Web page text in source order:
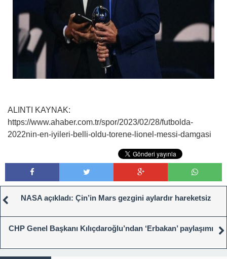
ALINTI KAYNAK:
https://www.ahaber.com.tr/spor/2023/02/28/futbolda-
2022nin-en-iyileri-belli-oldu-torene-lionel-messi-damgasi
NASA açıkladı: Çin’in Mars gezgini aylardır hareketsiz
CHP Genel Başkanı Kılıçdaroğlu’ndan ‘Erbakan’ paylaşımı